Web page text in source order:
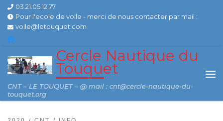
Skip to content
03.21.05.12.77
Pour l'ecole de voile - merci de nous contacter par mail :
voile@letouquet.com
Cercle Nautique du
Touquet
CNT – LE TOUQUET – @ mail : cnt@cercle-nautique-du-
touquet.org